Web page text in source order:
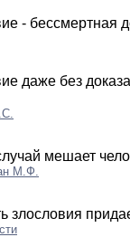
- бессмертная
даже без
мешает
М.Ф.
злословия